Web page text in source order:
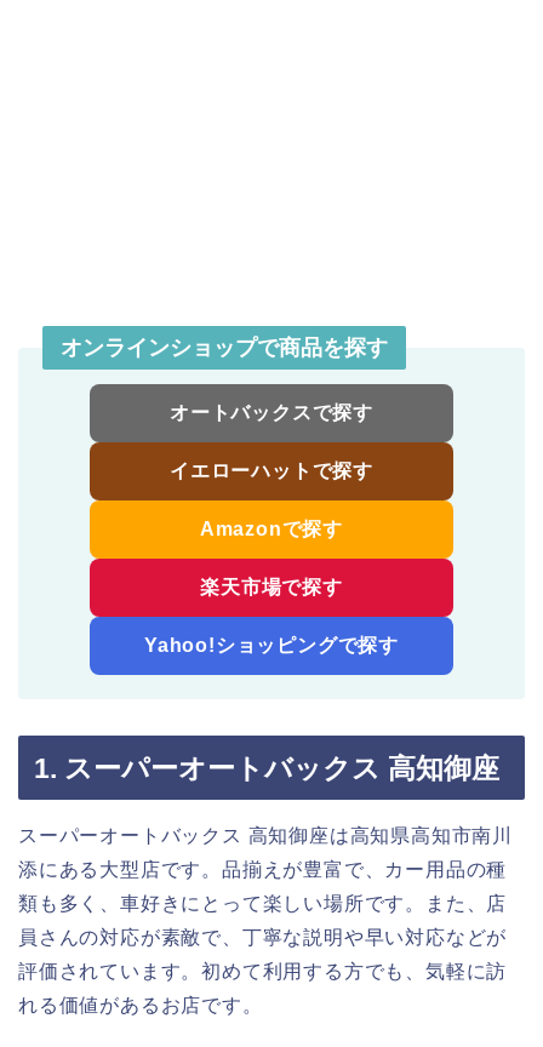
オンラインショップで商品を探す
オートバックスで探す
イエローハットで探す
Amazonで探す
楽天市場で探す
Yahoo!ショッピングで探す
1. スーパーオートバックス 高知御座
スーパーオートバックス 高知御座は高知県高知市南川
添にある大型店です。品揃えが豊富で、カー用品の種
類も多く、車好きにとって楽しい場所です。また、店
員さんの対応が素敵で、丁寧な説明や早い対応などが
評価されています。初めて利用する方でも、気軽に訪
れる価値があるお店です。